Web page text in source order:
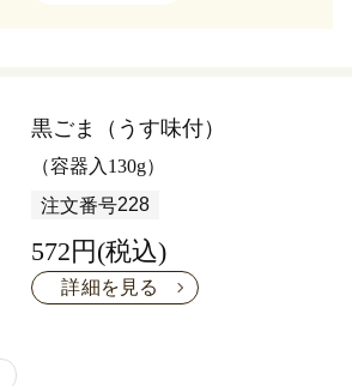
黒ごま（うす味付）
（容器入130g）
注文番号228
572円(税込)
詳細を見る